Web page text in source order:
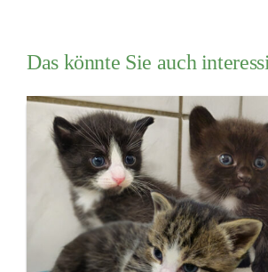
Das könnte Sie auch